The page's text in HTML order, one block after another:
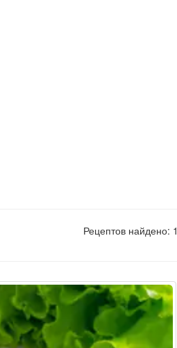
Рецептов найдено: 1